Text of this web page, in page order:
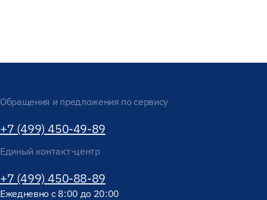
Обращения и предложения по сервису
+7 (499) 450-49-89
Единый контакт-центр
+7 (499) 450-88-89
Ежедневно с 8:00 до 20:00